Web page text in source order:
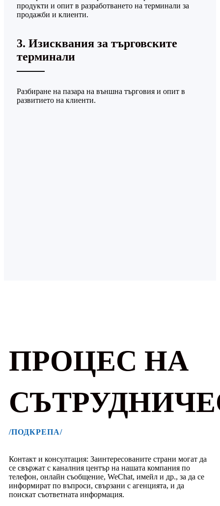
продукти и опит в разработването на терминали за
продажби и клиенти.
3. Изисквания за търговските
терминали
Разбиране на пазара на външна търговия и опит в
развитието на клиенти.
ПРОЦЕС НА
/ПОДКРЕПА/
Контакт и консултация: Заинтересованите страни могат да
се свържат с каналния център на нашата компания по
телефон, онлайн съобщение, WeChat, имейл и др., за да се
информират по въпроси, свързани с агенцията, и да
поискат съответната информация.